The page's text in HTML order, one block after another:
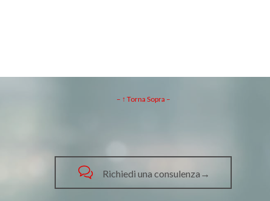
– ↑ Torna Sopra –
 Richiedi una consulenza→